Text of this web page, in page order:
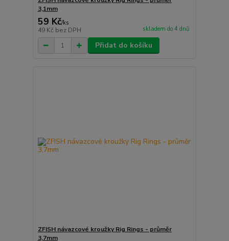
3,1mm
59 Kč/ks
49 Kč bez DPH skladem do 4 dnů
Přidat do košíku
ZFISH návazcové kroužky Rig Rings - průměr
3,7mm